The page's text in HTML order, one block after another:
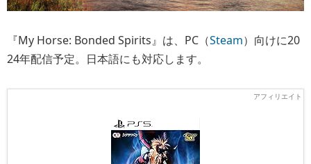
『My Horse: Bonded Spirits』は、PC（Steam）向けに20
24年配信予定。日本語にも対応します。